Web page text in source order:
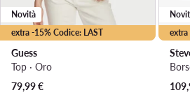
extra -15% Codice: LAST
Novità
Guess
Top · Oro
79,99€
extra